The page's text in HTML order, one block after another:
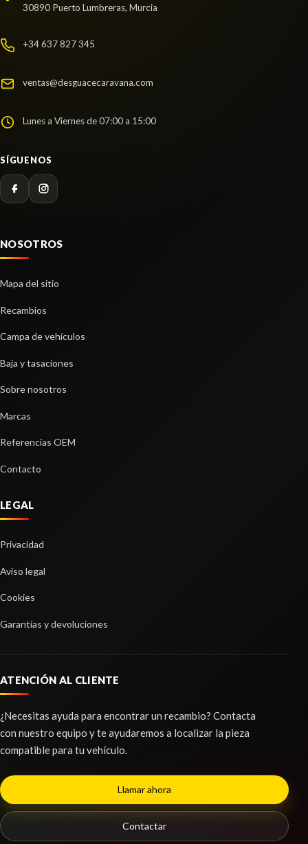
30890 Puerto Lumbreras, Murcia
+34 637 827 345
ventas@desguacecaravana.com
Lunes a Viernes de 07:00 a 15:00
SÍGUENOS
NOSOTROS
Mapa del sitio
Recambios
Campa de vehículos
Baja y tasaciones
Sobre nosotros
Marcas
Referencias OEM
Contacto
LEGAL
Privacidad
Aviso legal
Cookies
Garantías y devoluciones
ATENCIÓN AL CLIENTE
¿Necesitas ayuda para encontrar un recambio? Contacta
con nuestro equipo y te ayudaremos a localizar la pieza
compatible para tu vehículo.
Llamar ahora
Contactar